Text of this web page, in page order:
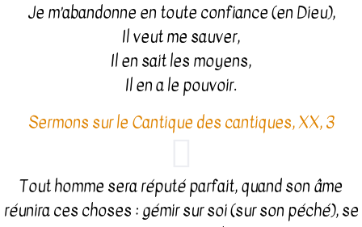
Je m’abandonne en toute confiance (en Dieu),
Il veut me sauver,
Il en sait les moyens,
Il en a le pouvoir.
Sermons sur le Cantique des cantiques, XX, 3
Tout homme sera réputé parfait, quand son âme
réunira ces choses : gémir sur soi (sur son péché), se